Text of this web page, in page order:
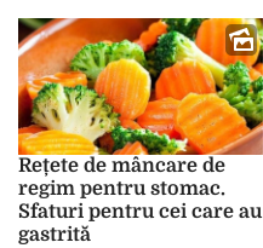
Rețete de mâncare de
regim pentru stomac.
Sfaturi pentru cei care au
gastrită